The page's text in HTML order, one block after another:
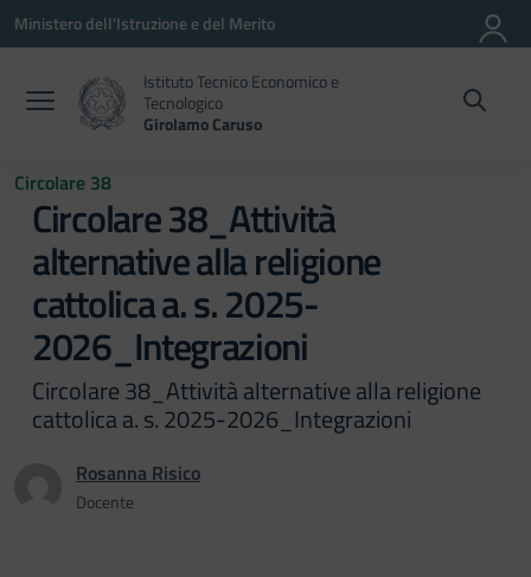
Vai ai contenuti
Vai al menu di navigazione
Vai al footer
Ministero dell'Istruzione e del Merito
Istituto Tecnico Economico e
Tecnologico
Girolamo Caruso
Circolare 38
Circolare 38_Attività
alternative alla religione
cattolica a. s. 2025-
2026_Integrazioni
Circolare 38_Attività alternative alla religione
cattolica a. s. 2025-2026_Integrazioni
Rosanna Risico
Docente